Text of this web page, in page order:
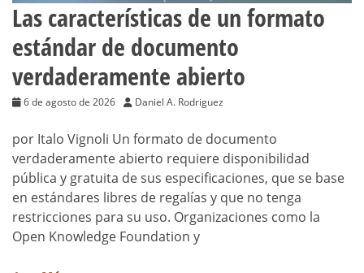
Las características de un formato
estándar de documento
verdaderamente abierto
6 de agosto de 2026 Daniel A. Rodriguez
por Italo Vignoli Un formato de documento
verdaderamente abierto requiere disponibilidad
pública y gratuita de sus especificaciones, que se base
en estándares libres de regalías y que no tenga
restricciones para su uso. Organizaciones como la
Open Knowledge Foundation y